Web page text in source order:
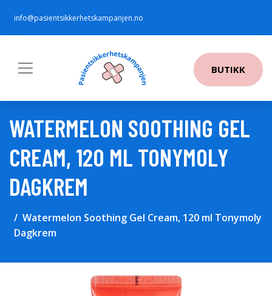
info@pasientsikkerhetskampanjen.no
BUTIKK
WATERMELON SOOTHING GEL
CREAM, 120 ML TONYMOLY
DAGKREM
Watermelon Soothing Gel Cream, 120 ml Tonymoly
Dagkrem